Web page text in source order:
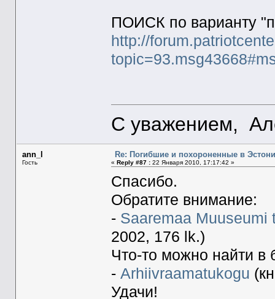
ПОИСК по варианту
http://
С уважением,
ann_l
Гость
Re: Погибшие и похороненные в
« Reply #87 :22 Января 2010, 17:17:42 »
Спасибо.
Обратите внимание:
- Saaremaa Muuseumi
2002, 176 lk.)
Что-то можно найти в
- Arhiivraamatukogu
Удачи!